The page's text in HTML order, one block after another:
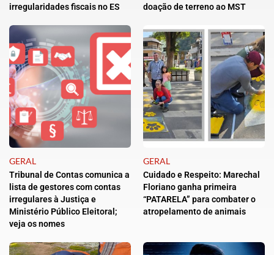
irregularidades fiscais no ES
doação de terreno ao MST
GERAL
Tribunal de Contas comunica a
lista de gestores com contas
irregulares à Justiça e
Ministério Público Eleitoral;
veja os nomes
GERAL
Cuidado e Respeito: Marechal
Floriano ganha primeira
“PATARELA” para combater o
atropelamento de animais